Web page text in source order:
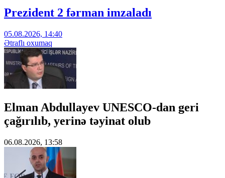
Prezident 2 fərman imzaladı
05.08.2026, 14:40
Ətraflı oxumaq
Elman Abdullayev UNESCO-dan geri
çağırılıb, yerinə təyinat olub
06.08.2026, 13:58